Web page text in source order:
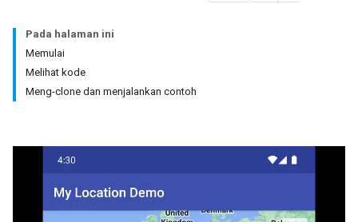
Pada halaman ini
Memulai
Melihat kode
Meng-clone dan menjalankan contoh